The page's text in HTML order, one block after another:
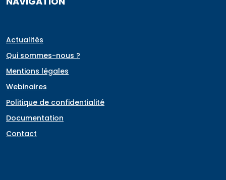
Actualités
Qui sommes-nous ?
Mentions légales
Webinaires
Politique de confidentialité
Documentation
Contact